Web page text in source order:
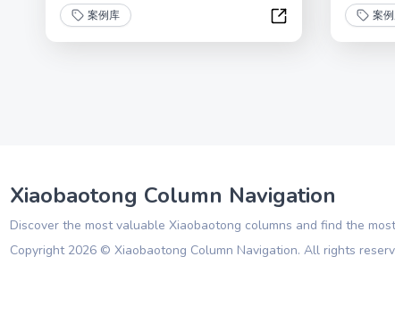
案例库
一根网线卖保险：
案
Xiaobaotong Column Navigation
Discover the most valuable Xiaobaotong columns and find the
Copyright 2026 © Xiaobaotong Column Navigation. All rights